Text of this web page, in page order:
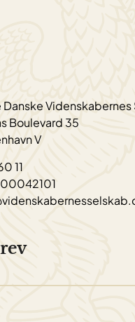
Videnskabernes
Boulevard 35
V
11